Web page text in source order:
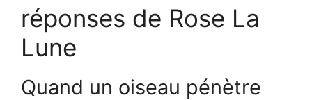
réponses de Rose La
Lune
Quand un oiseau pénètre